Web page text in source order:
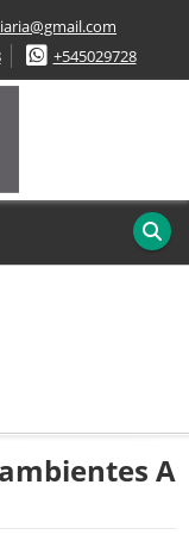
+545029728
A